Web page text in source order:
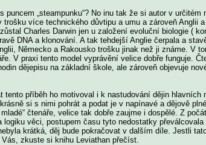
„steampunku“? No inu tak že si autor v určitém
více technického důvtipu a umu a zároveň Anglii
Charles Darwin jen u založení evoluční biologie (
DNA a klonování. A tak tehdejší Anglie čerpala a
Německo a Rakousko trošku jinak než ji známe. V
V praxi tento model vyprávění velice dobře funguje.
dějepisu na základní škole, ale zároveň objevuje
tento příběh ho motivoval i k nastudování dějin
si s nimi pohrát a podat je v napínavé a dějově
čtenáře, velice tak dobře zaujme i dospělé. Z
logiku věci, postupem času tyto nedostatky
krátká, děj bude pokračovat v dalším díle. Jestli
zkuste si knihu Leviathan přečíst.